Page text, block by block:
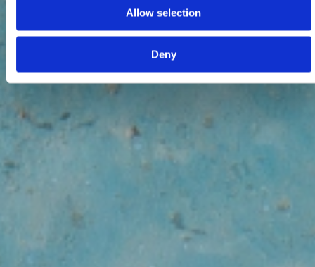
Allow selection
Deny